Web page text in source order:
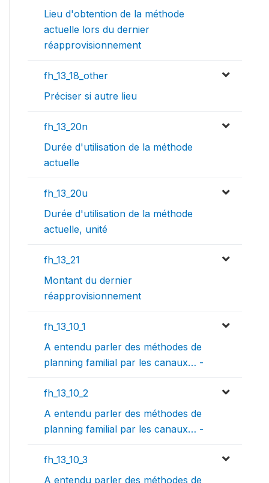
Lieu d'obtention de la méthode
actuelle lors du dernier
réapprovisionnement
fh_13_18_other
Préciser si autre lieu
fh_13_20n
Durée d'utilisation de la méthode
actuelle
fh_13_20u
Durée d'utilisation de la méthode
actuelle, unité
fh_13_21
Montant du dernier
réapprovisionnement
fh_13_10_1
A entendu parler des méthodes de
planning familial par les canaux… -
fh_13_10_2
A entendu parler des méthodes de
planning familial par les canaux… -
fh_13_10_3
A entendu parler des méthodes de